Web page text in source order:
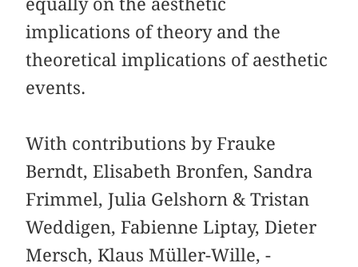
equally on the aesthetic
implications of theory and the
theoretical implications of aesthetic
events.
With contributions by Frauke
Berndt, Elisabeth Bronfen, Sandra
Frimmel, Julia Gelshorn & Tristan
Weddigen, Fabienne Liptay, Dieter
Mersch, Klaus Müller-Wille, ­